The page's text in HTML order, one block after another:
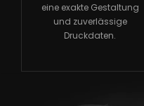
eine exakte Gestaltung
und zuverlässige
Druckdaten.